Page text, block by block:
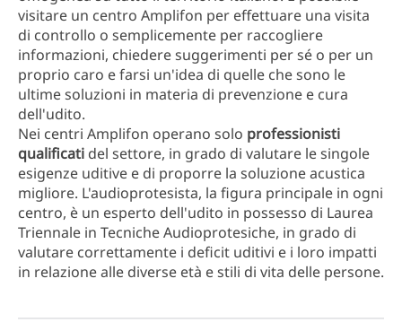
visitare un centro Amplifon per effettuare una visita
di controllo o semplicemente per raccogliere
informazioni, chiedere suggerimenti per sé o per un
proprio caro e farsi un'idea di quelle che sono le
ultime soluzioni in materia di prevenzione e cura
dell'udito.
Nei centri Amplifon operano solo professionisti
qualificati del settore, in grado di valutare le singole
esigenze uditive e di proporre la soluzione acustica
migliore. L'audioprotesista, la figura principale in ogni
centro, è un esperto dell'udito in possesso di Laurea
Triennale in Tecniche Audioprotesiche, in grado di
valutare correttamente i deficit uditivi e i loro impatti
in relazione alle diverse età e stili di vita delle persone.